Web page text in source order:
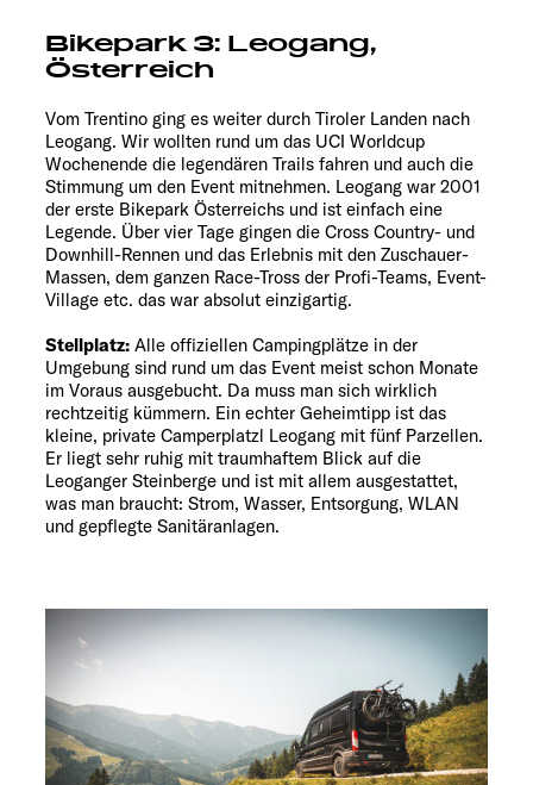
Bikepark 3: Leogang,
Österreich
Vom Trentino ging es weiter durch Tiroler Landen nach
Leogang. Wir wollten rund um das UCI Worldcup
Wochenende die legendären Trails fahren und auch die
Stimmung um den Event mitnehmen. Leogang war 2001
der erste Bikepark Österreichs und ist einfach eine
Legende. Über vier Tage gingen die Cross Country- und
Downhill-Rennen und das Erlebnis mit den Zuschauer-
Massen, dem ganzen Race-Tross der Profi-Teams, Event-
Village etc. das war absolut einzigartig.
Stellplatz: Alle offiziellen Campingplätze in der
Umgebung sind rund um das Event meist schon Monate
im Voraus ausgebucht. Da muss man sich wirklich
rechtzeitig kümmern. Ein echter Geheimtipp ist das
kleine, private Camperplatzl Leogang mit fünf Parzellen.
Er liegt sehr ruhig mit traumhaftem Blick auf die
Leoganger Steinberge und ist mit allem ausgestattet,
was man braucht: Strom, Wasser, Entsorgung, WLAN
und gepflegte Sanitäranlagen.